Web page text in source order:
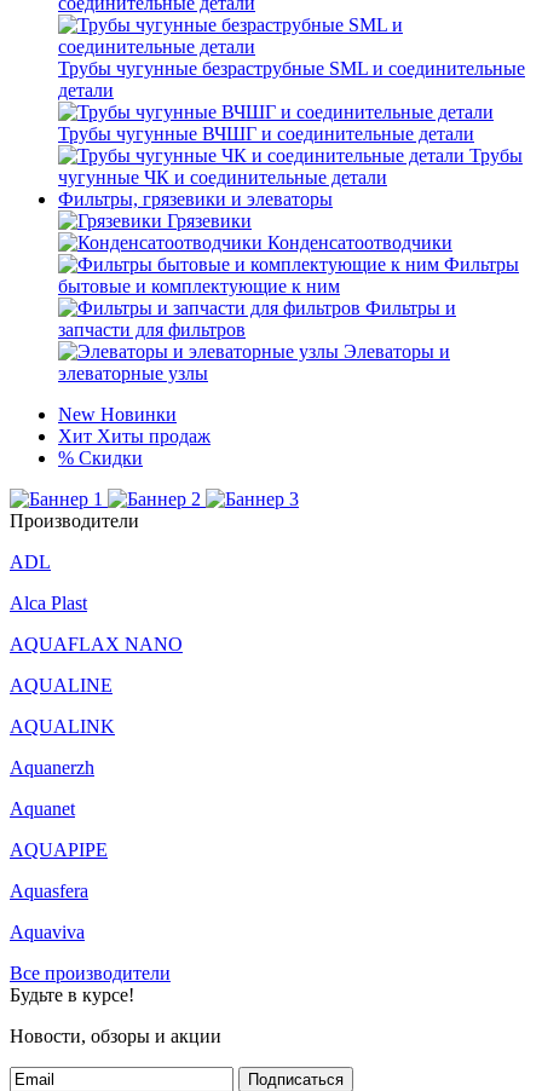
Трубы чугунные безраструбные SML и соединительные
детали
Трубы чугунные ВЧШГ и соединительные детали
Трубы
чугунные ЧК и соединительные детали
Фильтры, грязевики и элеваторы
Грязевики
Конденсатоотводчики
Фильтры
бытовые и комплектующие к ним
Фильтры и
запчасти для фильтров
Элеваторы и
элеваторные узлы
New Новинки
Хит Хиты продаж
% Скидки
Производители
ADL
Alca Plast
AQUAFLAX NANO
AQUALINE
AQUALINK
Aquanerzh
Aquanet
AQUAPIPE
Aquasfera
Aquaviva
Все производители
Будьте в курсе!
Новости, обзоры и акции
Подписаться